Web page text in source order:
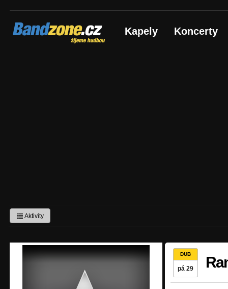
Bandzone.cz
žijeme hudbou Kapely Koncerty
Aktivity
DUB
pá 29